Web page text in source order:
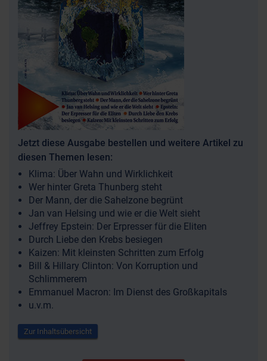
Jetzt diese Ausgabe bestellen und weitere Artikel zu
diesen Themen lesen:
Klima: Über Wahn und Wirklichkeit
Wer hinter Greta Thunberg steht
Der Mann, der die Sahelzone begrünt
Jan van Helsing und wie er die Welt sieht
Jeffrey Epstein: Der Erpresser für die Eliten
Durch Liebe den Krebs besiegen
Kaizen: Mit kleinsten Schritten zum Erfolg
Bill & Hillary Clinton: Von Korruption und
Schlimmerem
Emmanuel Macron: Im Dienst des Großkapitals
u.v.m.
Zur Inhaltsübersicht